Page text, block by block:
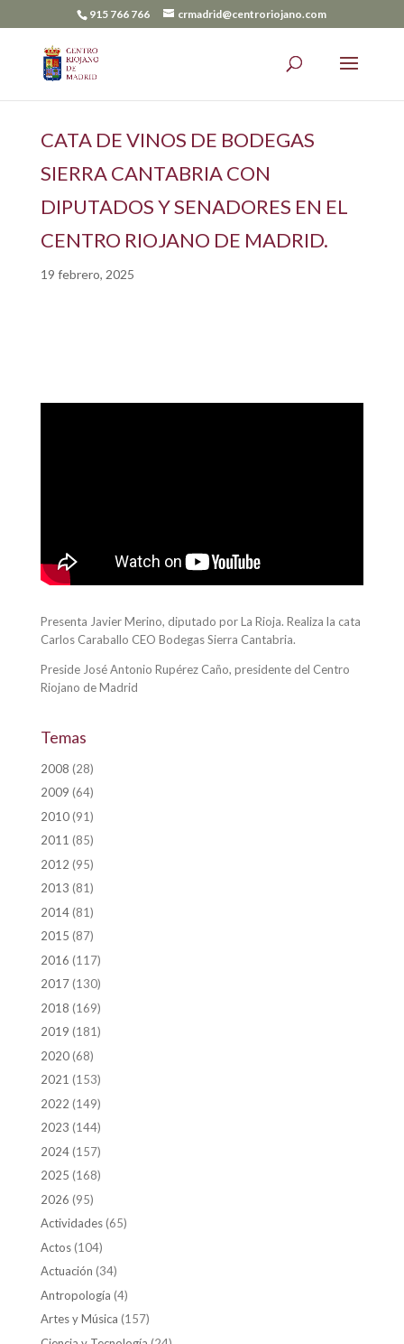
915 766 766 crmadrid@centroriojano.com
CATA DE VINOS DE BODEGAS
SIERRA CANTABRIA CON
DIPUTADOS Y SENADORES EN EL
CENTRO RIOJANO DE MADRID.
19 febrero, 2025
Presenta Javier Merino, diputado por La Rioja. Realiza la cata
Carlos Caraballo CEO Bodegas Sierra Cantabria.
Preside José Antonio Rupérez Caño, presidente del Centro
Riojano de Madrid
Temas
2008 (28)
2009 (64)
2010(91)
2011 (85)
2012 (95)
2013 (81)
2014(81)
2015 (87)
2016 (117)
2017(130)
2018 (169)
2019 (181)
2020(68)
2021 (153)
2022 (149)
2023 (144)
2024(157)
2025 (168)
2026 (95)
Actividades(65)
Actos(104)
Actuación (34)
Antropología (4)
Artes y Música (157)